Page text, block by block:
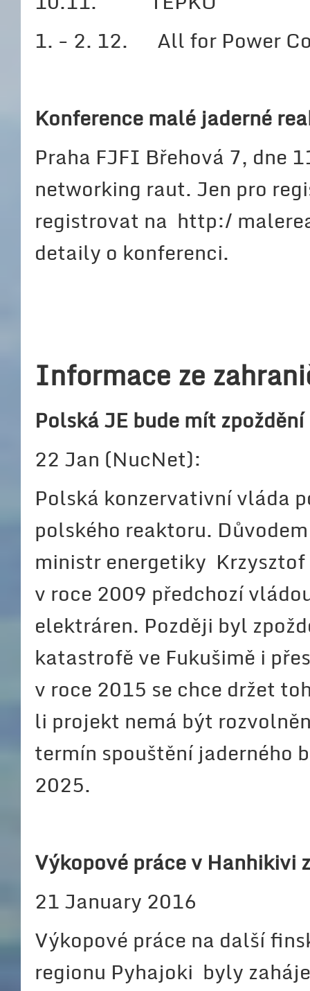
1. - 2. 12. All for Power
Konference malé jaderné
Praha FJFI Břehová 7, dne
networking raut. Jen pro
registrovat na http:/
detaily o konferenci.
Informace ze
Polská JE bude mít zpoždění
22 Jan (NucNet):
Polská konzervativní vláda
polského reaktoru.
ministr energetiky
v roce 2009 předchozí
elektráren. Později byl
katastrofě ve Fukušimě i
v roce 2015 se chce držet
li projekt nemá být
termín spouštění jaderného
2025.
Výkopové práce v Hanhikivi
21 January 2016
Výkopové práce na další
regionu Pyhajoki byly